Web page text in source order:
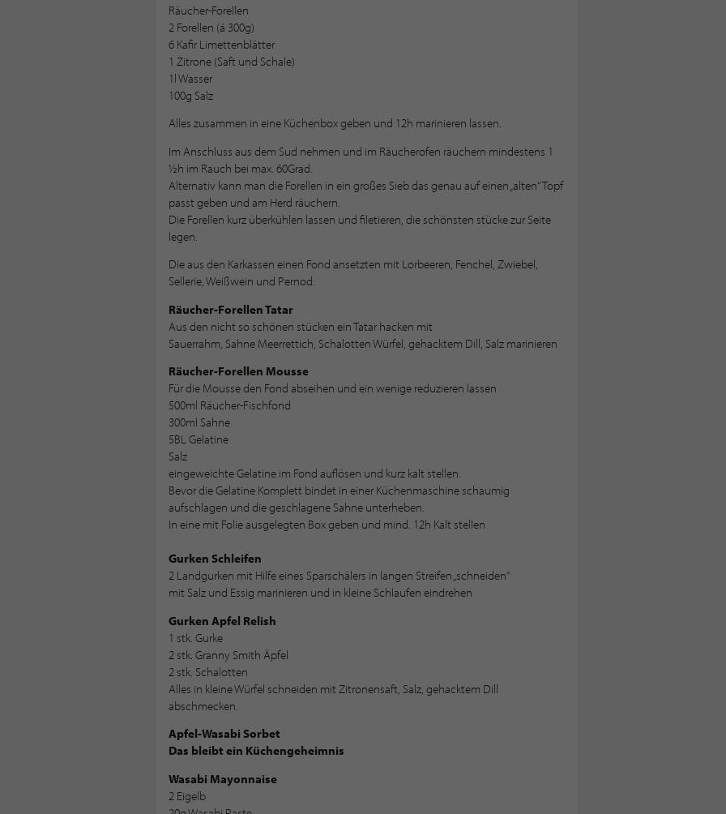
Räucher-Forellen
2 Forellen (á 300g)
6 Kafir Limettenblätter
1 Zitrone (Saft und Schale)
1l Wasser
100g Salz
Alles zusammen in eine Küchenbox geben und 12h marinieren lassen.
Im Anschluss aus dem Sud nehmen und im Räucherofen räuchern mindestens 1
½h im Rauch bei max. 60Grad.
Alternativ kann man die Forellen in ein großes Sieb das genau auf einen „alten“ Topf
passt geben und am Herd räuchern.
Die Forellen kurz überkühlen lassen und filetieren, die schönsten stücke zur Seite
legen.
Die aus den Karkassen einen Fond ansetzten mit Lorbeeren, Fenchel, Zwiebel,
Sellerie, Weißwein und Pernod.
Räucher-Forellen Tatar
Aus den nicht so schönen stücken ein Tatar hacken mit
Sauerrahm, Sahne Meerrettich, Schalotten Würfel, gehacktem Dill, Salz marinieren
Räucher-Forellen Mousse
Für die Mousse den Fond abseihen und ein wenige reduzieren lassen
500ml Räucher-Fischfond
300ml Sahne
5BL Gelatine
Salz
eingeweichte Gelatine im Fond auflösen und kurz kalt stellen.
Bevor die Gelatine Komplett bindet in einer Küchenmaschine schaumig
aufschlagen und die geschlagene Sahne unterheben.
In eine mit Folie ausgelegten Box geben und mind. 12h Kalt stellen
Gurken Schleifen
2 Landgurken mit Hilfe eines Sparschälers in langen Streifen „schneiden“
mit Salz und Essig marinieren und in kleine Schlaufen eindrehen
Gurken Apfel Relish
1 stk. Gurke
2 stk. Granny Smith Äpfel
2 stk. Schalotten
Alles in kleine Würfel schneiden mit Zitronensaft, Salz, gehacktem Dill
abschmecken.
Apfel-Wasabi Sorbet
Das bleibt ein Küchengeheimnis
Wasabi Mayonnaise
2 Eigelb